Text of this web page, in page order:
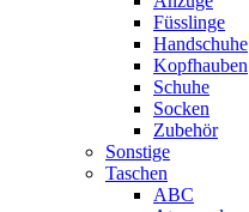
Füsslinge
Handschuhe
Kopfhauben
Schuhe
Socken
Zubehör
Sonstige
Taschen
ABC